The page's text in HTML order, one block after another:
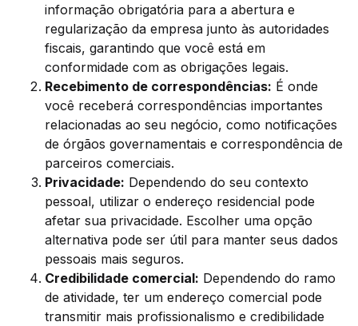
informação obrigatória para a abertura e
regularização da empresa junto às autoridades
fiscais, garantindo que você está em
conformidade com as obrigações legais.
Recebimento de correspondências: É onde
você receberá correspondências importantes
relacionadas ao seu negócio, como notificações
de órgãos governamentais e correspondência de
parceiros comerciais.
Privacidade: Dependendo do seu contexto
pessoal, utilizar o endereço residencial pode
afetar sua privacidade. Escolher uma opção
alternativa pode ser útil para manter seus dados
pessoais mais seguros.
Credibilidade comercial: Dependendo do ramo
de atividade, ter um endereço comercial pode
transmitir mais profissionalismo e credibilidade